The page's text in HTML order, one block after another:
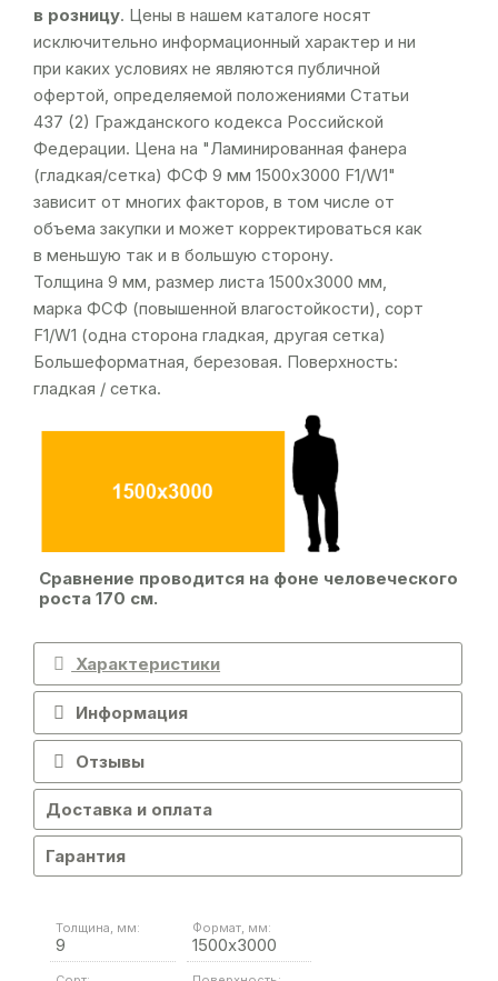
в розницу. Цены в нашем каталоге носят
исключительно информационный характер и ни
при каких условиях не являются публичной
офертой, определяемой положениями Статьи
437 (2) Гражданского кодекса Российской
Федерации. Цена на "Ламинированная фанера
(гладкая/сетка) ФСФ 9 мм 1500х3000 F1/W1"
зависит от многих факторов, в том числе от
объема закупки и может корректироваться как
в меньшую так и в большую сторону.
Толщина 9 мм, размер листа 1500х3000 мм,
марка ФСФ (повышенной влагостойкости), сорт
F1/W1 (одна сторона гладкая, другая сетка)
Большеформатная, березовая. Поверхность:
гладкая / сетка.
Сравнение проводится на фоне человеческого
роста 170 см.
Характеристики
Информация
Отзывы
Доставка и оплата
Гарантия
Толщина, мм:
9
Формат, мм:
1500х3000